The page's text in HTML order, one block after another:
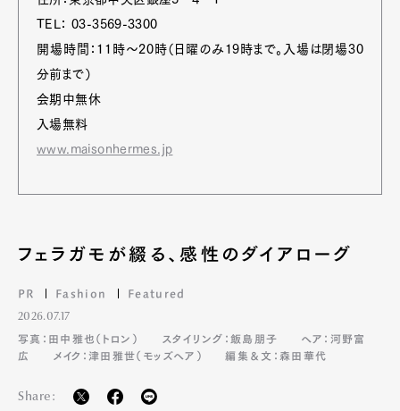
TEL： 03-3569-3300
開場時間：11時～20時（日曜のみ19時まで。入場は閉場30
分前まで）
会期中無休
入場無料
www.maisonhermes.jp
フェラガモが綴る、感性のダイアローグ
PR Fashion Featured
2026.07.17
写真：田中雅也（トロン）
スタイリング：飯島朋子
ヘア：河野富
広
メイク：津田雅世（モッズヘア） 編集＆文：森田華代
Share: